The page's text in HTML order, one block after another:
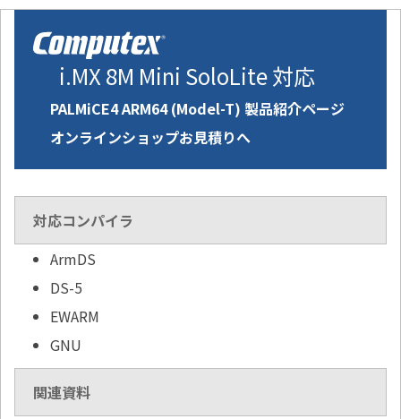
i.MX 8M Mini SoloLite 対応
PALMiCE4 ARM64 (Model-T) 製品紹介ページ
オンラインショップお見積りへ
対応コンパイラ
ArmDS
DS-5
EWARM
GNU
関連資料